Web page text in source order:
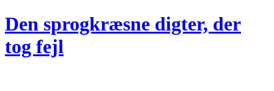
Den sprogkræsne digter, der
tog fejl